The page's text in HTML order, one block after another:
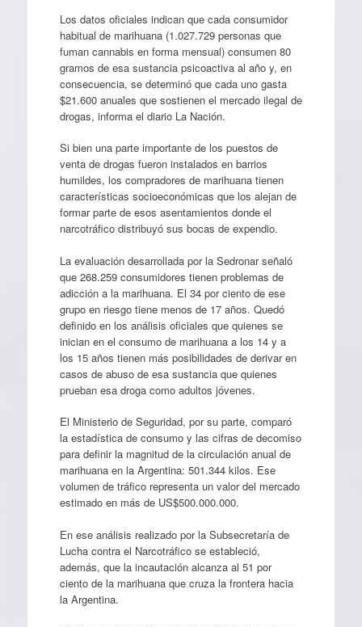
Los datos oficiales indican que cada consumidor
habitual de marihuana (1.027.729 personas que
fuman cannabis en forma mensual) consumen 80
gramos de esa sustancia psicoactiva al año y, en
consecuencia, se determinó que cada uno gasta
$21.600 anuales que sostienen el mercado ilegal de
drogas, informa el diario La Nación.
Si bien una parte importante de los puestos de
venta de drogas fueron instalados en barrios
humildes, los compradores de marihuana tienen
características socioeconómicas que los alejan de
formar parte de esos asentamientos donde el
narcotráfico distribuyó sus bocas de expendio.
La evaluación desarrollada por la Sedronar señaló
que 268.259 consumidores tienen problemas de
adicción a la marihuana. El 34 por ciento de ese
grupo en riesgo tiene menos de 17 años. Quedó
definido en los análisis oficiales que quienes se
inician en el consumo de marihuana a los 14 y a
los 15 años tienen más posibilidades de derivar en
casos de abuso de esa sustancia que quienes
prueban esa droga como adultos jóvenes.
El Ministerio de Seguridad, por su parte, comparó
la estadística de consumo y las cifras de decomiso
para definir la magnitud de la circulación anual de
marihuana en la Argentina: 501.344 kilos. Ese
volumen de tráfico representa un valor del mercado
estimado en más de US$500.000.000.
En ese análisis realizado por la Subsecretaría de
Lucha contra el Narcotráfico se estableció,
además, que la incautación alcanza al 51 por
ciento de la marihuana que cruza la frontera hacia
la Argentina.